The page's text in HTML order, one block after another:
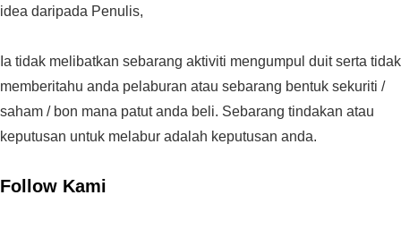
idea daripada Penulis,
Ia tidak melibatkan sebarang aktiviti mengumpul duit serta tidak
memberitahu anda pelaburan atau sebarang bentuk sekuriti /
saham / bon mana patut anda beli. Sebarang tindakan atau
keputusan untuk melabur adalah keputusan anda.
Follow Kami